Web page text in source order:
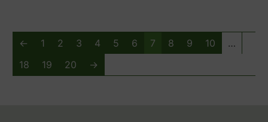
← 1 2 3 4 5 6 7 8 9 10
…
18
19 20 →